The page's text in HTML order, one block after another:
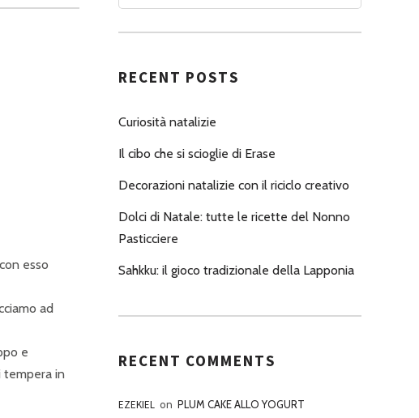
esso
ad
e
tempera in
RECENT POSTS
Curiosità natalizie
Il cibo che si scioglie di Erase
Decorazioni natalizie con il riciclo creativo
Dolci di Natale: tutte le ricette del Nonno
Pasticciere
Sahkku: il gioco tradizionale della Lapponia
RECENT COMMENTS
EZEKIEL on PLUM CAKE ALLO YOGURT